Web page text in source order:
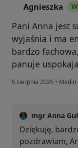
Agnieszka
Pani Anna jest
wyjaśnia i ma
bardzo
panuje
5 sierpnia 2026 • Medin
mgr Anna
Dziękuję,
pozdrawiam,